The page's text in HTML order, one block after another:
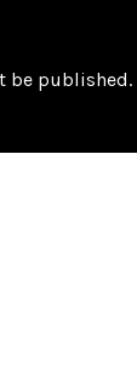
be published.